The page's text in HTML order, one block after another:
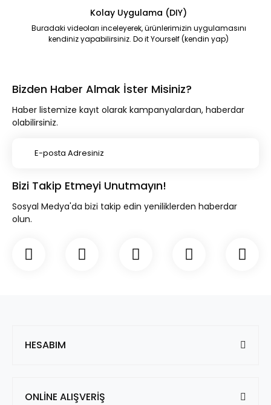
Kolay Uygulama (DIY)
Buradaki videoları inceleyerek, ürünlerimizin uygulamasını
kendiniz yapabilirsiniz. Do it Yourself (kendin yap)
Bizden Haber Almak İster Misiniz?
Haber listemize kayıt olarak kampanyalardan, haberdar
olabilirsiniz.
Bizi Takip Etmeyi Unutmayın!
Sosyal Medya'da bizi takip edin yeniliklerden haberdar
olun.
HESABIM
ONLİNE ALIŞVERİŞ